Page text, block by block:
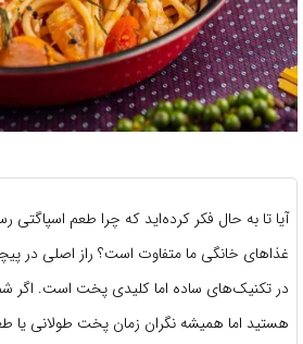
آیا تا به حال فکر کرده‌اید که چرا طعم اسپاگتی
غذاهای خانگی ما متفاوت است؟ راز اصلی در
در تکنیک‌های ساده اما کلیدی پخت است. اگر
هستید اما همیشه نگران زمان پخت طولانی